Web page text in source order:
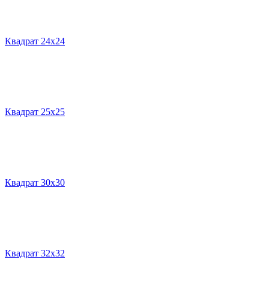
Квадрат 24х24
Квадрат 25х25
Квадрат 30х30
Квадрат 32х32